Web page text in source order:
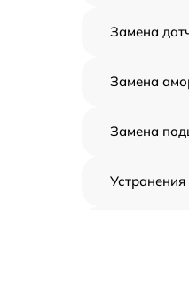
Замена
Замена
Замена